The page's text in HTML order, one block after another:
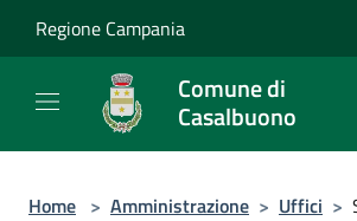
Regione Campania
Comune di
Casalbuono
Home > Amministrazione > Uffici >